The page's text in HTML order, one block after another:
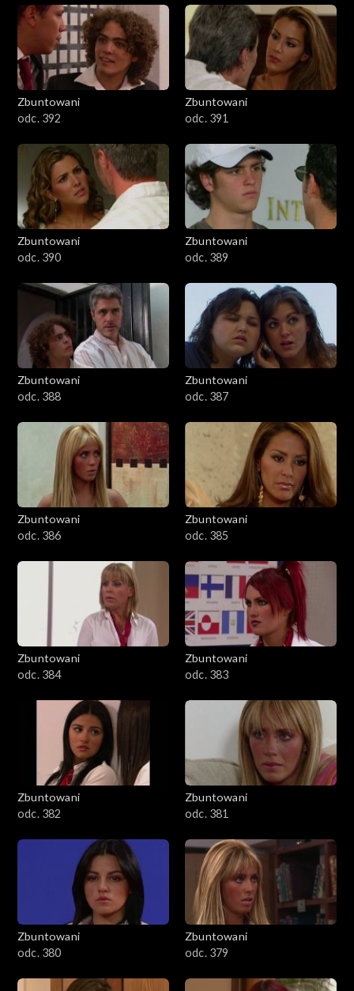
Zbuntowani
odc. 392
Zbuntowani
odc. 391
Zbuntowani
odc. 390
Zbuntowani
odc. 389
Zbuntowani
odc. 388
Zbuntowani
odc. 387
Zbuntowani
odc. 386
Zbuntowani
odc. 385
Zbuntowani
odc. 384
Zbuntowani
odc. 383
Zbuntowani
odc. 382
Zbuntowani
odc. 381
Zbuntowani
odc. 380
Zbuntowani
odc. 379